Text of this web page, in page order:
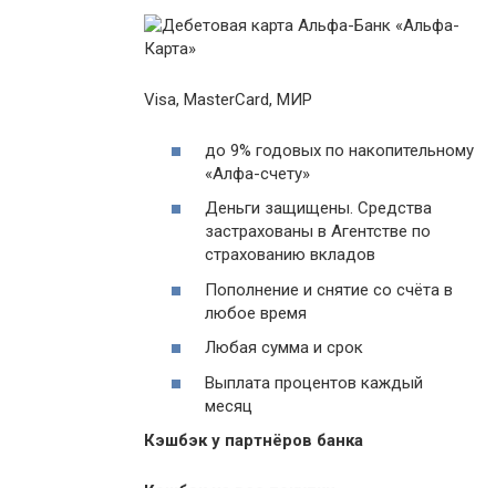
Visa, MasterCard, МИР
до 9% годовых по накопительному
«Алфа-счету»
Деньги защищены. Средства
застрахованы в Агентстве по
страхованию вкладов
Пополнение и снятие со счёта в
любое время
Любая сумма и срок
Выплата процентов каждый
месяц
Кэшбэк у партнёров банка